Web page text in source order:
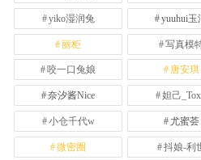
yiko湿润兔 yuuhui玉
丽柜 写真模
咬一口兔娘 唐安琪
奈汐酱Nice 妲己
小仓千代w 尤蜜荟
微密圈 抖娘-利